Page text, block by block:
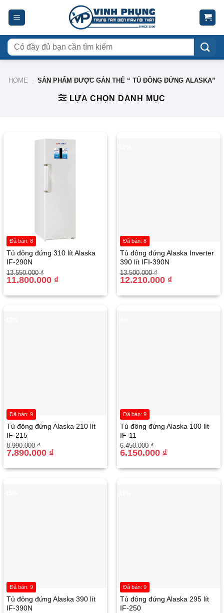
Tìm
kiếm:
HOME - SẢN PHẨM ĐƯỢC GẮN THẺ “ TỦ ĐÔNG ĐỨNG ALASKA”
LỰA CHỌN DANH MỤC
Tủ đông đứng 310 lít Alaska
IF-290N
13.550.000₫
Giá
gốc
là:
11.800.000 ₫
Giá
hiện
tại
11.800.000 ₫.
Đã bán: 8
Tủ đông đứng Alaska Inverter
390 lít IFI-390N
13.500.000₫
Giá
gốc
là:
12.210.000 ₫
Giá
hiện
tại
12.210.000 ₫.
Đã bán: 8
Tủ đông đứng Alaska 210 lít
IF-215
8.990.000₫
Giá
gốc
7.890.000 ₫
Giá
hiện
7.890.000 ₫.
Đã bán: 9
Tủ đông đứng Alaska 100 lít
IF-11
6.450.000₫
Giá
gốc
6.150.000 ₫
Giá
hiện
6.150.000 ₫.
Đã bán: 9
Tủ đông đứng Alaska 390 lít
IF-390N
Đã bán: 9
Tủ đông đứng Alaska 295 lít
IF-250
Đã bán: 9